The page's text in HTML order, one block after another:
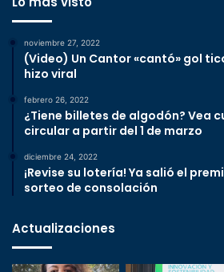
noviembre 27, 2022
(Video) Un Cantor «cantó» gol
hizo viral
febrero 26, 2022
¿Tiene billetes de algodón? Vea
circular a partir del 1 de marzo
diciembre 24, 2022
¡Revise su lotería! Ya salió el
sorteo de consolación
Actualizaciones